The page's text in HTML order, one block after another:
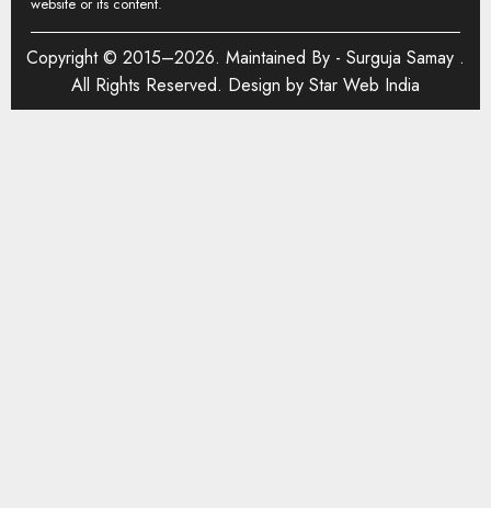
Copyright © 2015–2026. Maintained By - Surguja Samay .
All Rights Reserved. Design by Star Web India